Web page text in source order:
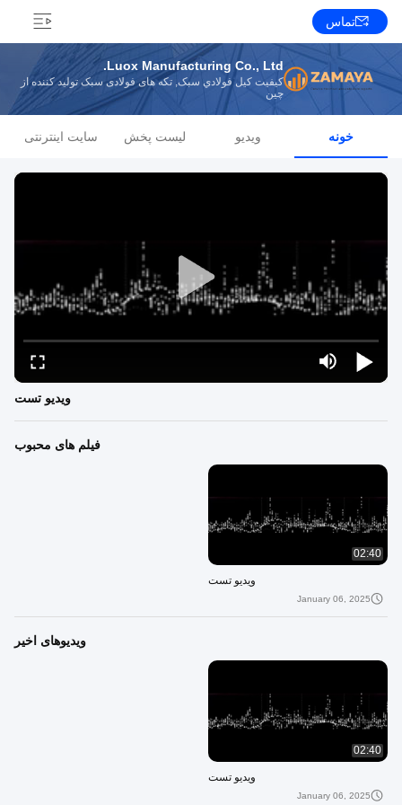
تماس
Luox Manufacturing Co., Ltd.
کیفیت کيل فولادي سبک, تکه های فولادی سبک تولید کننده از
چین
خونه ویدیو لیست پخش سایت اینترنتی
ویدیو تست
فیلم های محبوب
02:40
ویدیو تست
January 06, 2025
ویدیوهای اخیر
02:40
ویدیو تست
January 06, 2025